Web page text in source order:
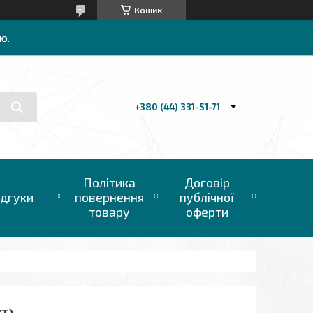
Кошик
+380 (44) 331-51-71
Політика
повернення
товару
Договір
публічної
оферти